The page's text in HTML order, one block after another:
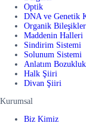
Optik
DNA ve Genetik
Organik Bileşikler
Maddenin Halleri
Sindirim Sistemi
Solunum Sistemi
Anlatım
Halk Şiiri
Divan Şiiri
Kurumsal
Biz Kimiz